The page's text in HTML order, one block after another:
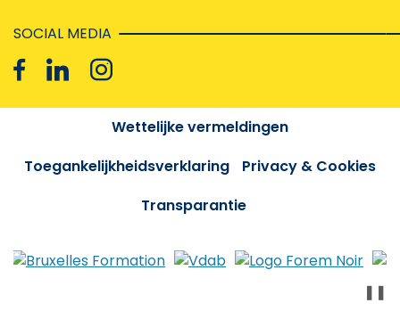
SOCIAL MEDIA
Wettelijke vermeldingen
Toegankelijkheidsverklaring
Privacy & Cookies
Transparantie
❚❚